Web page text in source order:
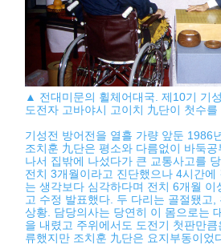
▲ 전대미문의 휠체어대국. 제10기 기
도전자 고바야시 고이치 九단이 첫수를
기성전 방어전을 열흘 가량 앞둔 1986
조치훈 九단은 평소와 다름없이 바둑
나서 집밖에 나섰다가 큰 교통사고를
전치 3개월이라고 진단했으나 4시간에
는 생각보다 심각하다며 전치 6개월 이
고 수정 발표했다. 두 다리는 골절됐고
상황. 담당의사는 당연히 이 몸으로는
을 내렸고 주위에서도 도전기 첫판만
류했지만 조치훈 九단은 요지부동이었